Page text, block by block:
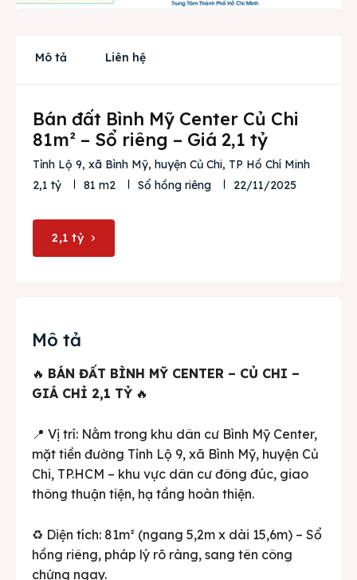
Liên hệ
Search
Mô tả Liên hệ
Bán đất Bình Mỹ Center Củ Chi
81m² – Sổ riêng – Giá 2,1 tỷ
Tỉnh Lộ 9, xã Bình Mỹ, huyện Củ Chi, TP Hồ Chí Minh
2,1 tỷ
81 m2 Sổ hồng riêng 22/11/2025
2,1 tỷ
Mô tả
🔥 BÁN ĐẤT BÌNH MỸ CENTER – CỦ CHI –
GIÁ CHỈ 2,1 TỶ 🔥
📍 Vị trí: Nằm trong khu dân cư Bình Mỹ Center,
mặt tiền đường Tỉnh Lộ 9, xã Bình Mỹ, huyện Củ
Chi, TP.HCM – khu vực dân cư đông đúc, giao
thông thuận tiện, hạ tầng hoàn thiện.
♻️ Diện tích: 81m² (ngang 5,2m x dài 15,6m) – Sổ
hồng riêng, pháp lý rõ ràng, sang tên công
chứng ngay.